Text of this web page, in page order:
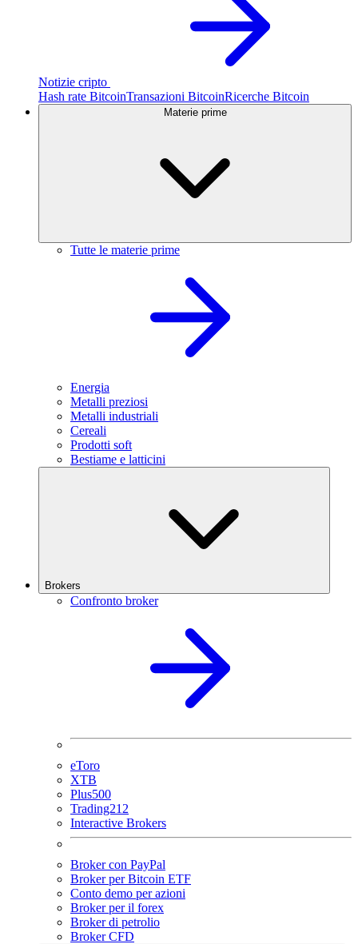
Notizie cripto
Hash rate BitcoinTransazioni BitcoinRicerche Bitcoin
Materie prime
Tutte le materie prime
Energia
Metalli preziosi
Metalli industriali
Cereali
Prodotti soft
Bestiame e latticini
Brokers
Confronto broker
eToro
XTB
Plus500
Trading212
Interactive Brokers
Broker con PayPal
Broker per Bitcoin ETF
Conto demo per azioni
Broker per il forex
Broker di petrolio
Broker CFD